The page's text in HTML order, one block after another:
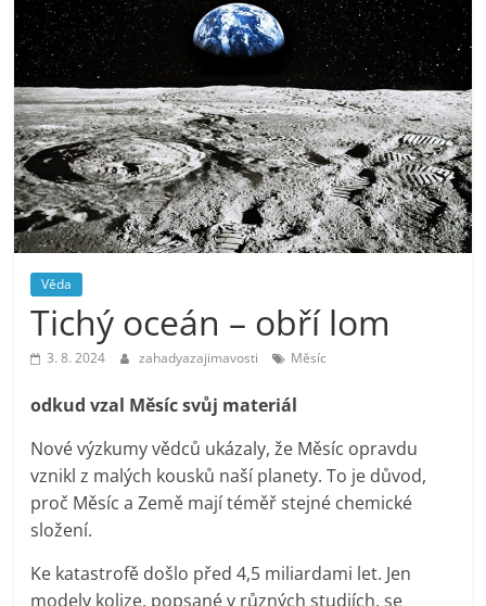
Věda
Tichý oceán – obří lom
3. 8. 2024 zahadyazajimavosti Měsíc
odkud vzal Měsíc svůj materiál
Nové výzkumy vědců ukázaly, že Měsíc opravdu
vznikl z malých kousků naší planety. To je důvod,
proč Měsíc a Země mají téměř stejné chemické
složení.
Ke katastrofě došlo před 4,5 miliardami let. Jen
modely kolize, popsané v různých studiích, se